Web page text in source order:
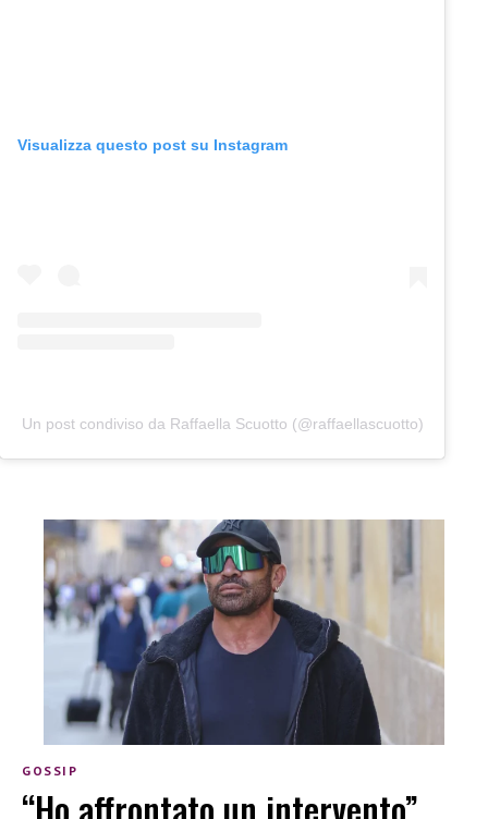
Visualizza questo post su Instagram
Un post condiviso da Raffaella Scuotto (@raffaellascuotto)
GOSSIP
“Ho affrontato un intervento”,